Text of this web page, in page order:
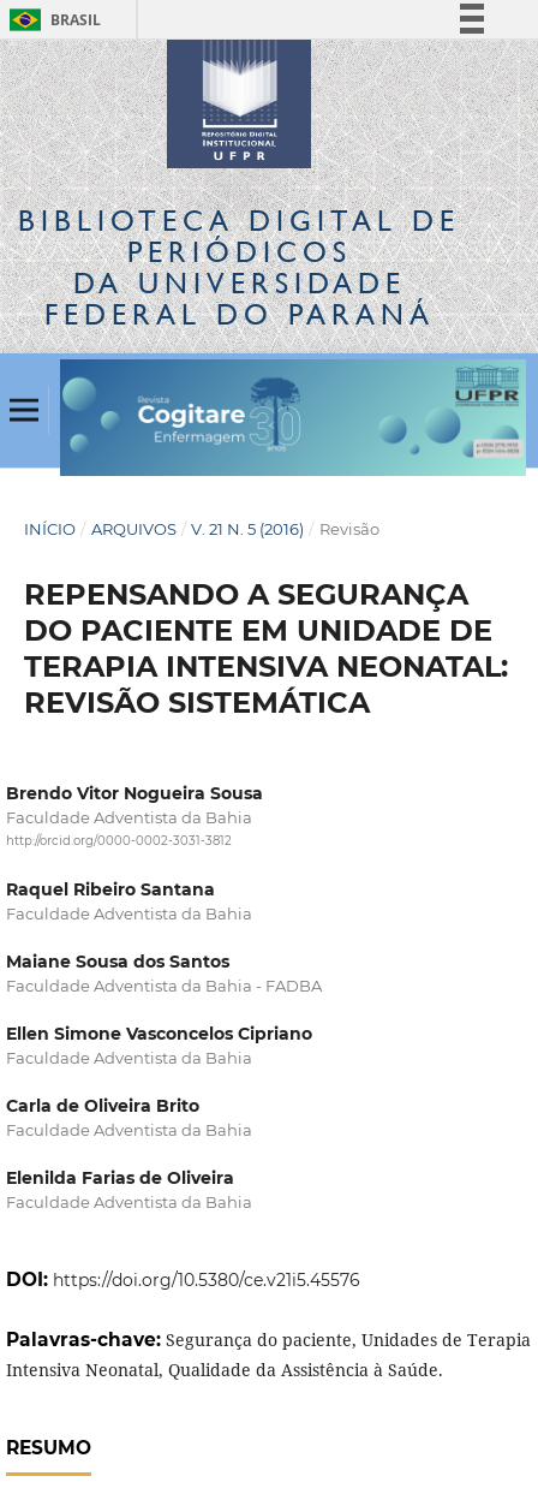
BRASIL
Simplifique!
Comunica BR
Participe
Acesso à informação
Legislação
Canais
BIBLIOTECA DIGITALDE
PERIÓDICOS
DA UNIVERSIDADE
FEDERAL DO PARANÁ
INÍCIO / ARQUIVOS / V. 21 N. 5 (2016) / Revisão
REPENSANDO A SEGURANÇA
DO PACIENTE EM UNIDADE DE
TERAPIA INTENSIVA NEONATAL:
REVISÃO SISTEMÁTICA
Brendo Vitor Nogueira Sousa
Faculdade Adventista da Bahia
http://orcid.org/0000-0002-3031-3812
Raquel Ribeiro Santana
Faculdade Adventista da Bahia
Maiane Sousa dos Santos
Faculdade Adventista da Bahia - FADBA
Ellen Simone Vasconcelos Cipriano
Faculdade Adventista da Bahia
Carla de Oliveira Brito
Faculdade Adventista da Bahia
Elenilda Farias de Oliveira
Faculdade Adventista da Bahia
DOI: https://doi.org/10.5380/ce.v21i5.45576
Palavras-chave: Segurança do paciente, Unidades de Terapia
Intensiva Neonatal, Qualidade da Assistência à Saúde.
RESUMO